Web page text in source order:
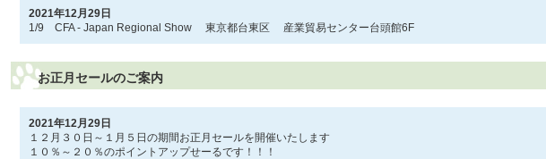
2021年12月29日
1/9 CFA - Japan Regional Show 東京都台東区 産業貿易センター台頭館6F
お正月セールのご案内
2021年12月29日
１２月３０日～１月５日の期間お正月セールを開催いたします
１０％～２０％のポイントアップせーるです！！！